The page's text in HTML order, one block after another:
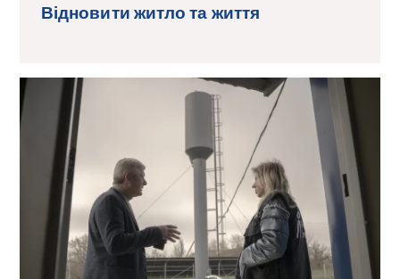
Відновити житло та життя